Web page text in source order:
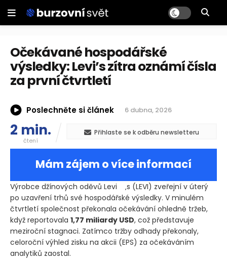
Očekávané hospodářské
výsledky: Levi’s zítra oznámí čísla
za první čtvrtletí
Poslechněte si článek 6 dubna, 2026
2 min.
čtení
Přihlaste se k odběru newsletteru
Mám zájem o více informací
Výrobce džínových oděvů Levi ‚s (LEVI) zveřejní v úterý
po uzavření trhů své hospodářské výsledky. V minulém
čtvrtletí společnost překonala očekávání ohledně tržeb,
když reportovala 1,77 miliardy USD, což představuje
meziroční stagnaci. Zatímco tržby odhady překonaly,
celoroční výhled zisku na akcii (EPS) za očekáváním
analytiků zaostal.